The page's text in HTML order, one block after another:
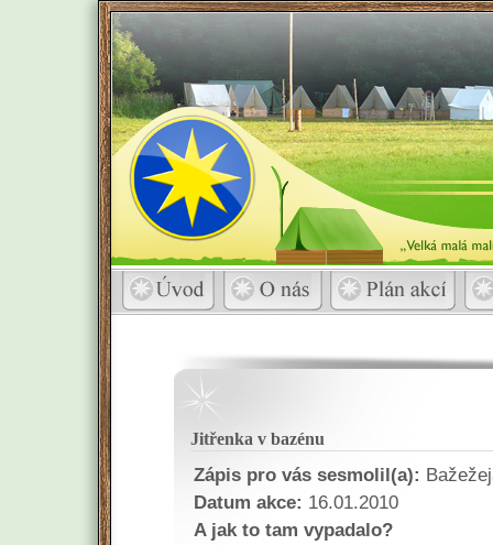
Jitřenka v bazénu
Zápis pro vás sesmolil(a):
Datum akce: 16.01.2010
A jak to tam vypadalo?